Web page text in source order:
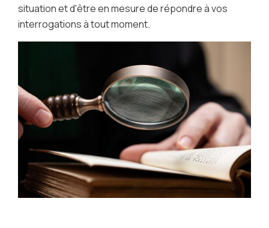
situation et d'être en mesure de répondre à vos
interrogations à tout moment.